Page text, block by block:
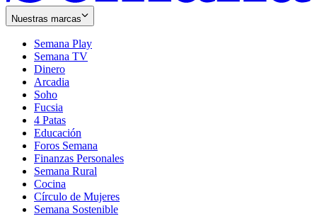
Nuestras marcas
Semana Play
Semana TV
Dinero
Arcadia
Soho
in
new
window
Fucsia
in
new
window
4 Patas
Educación
Foros Semana
Finanzas Personales
Semana Rural
Cocina
Círculo de Mujeres
Semana Sostenible